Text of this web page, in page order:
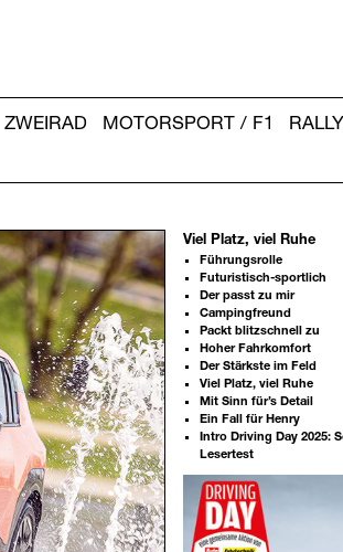
ZWEIRAD MOTORSPORT / F1
Viel Platz, viel Ruhe
Führungsrolle
Futuristisch-sportlich
Der passt zu mir
Campingfreund
Packt blitzschnell zu
Hoher Fahrkomfort
Der Stärkste im Feld
Viel Platz, viel Ruhe
Mit Sinn für’s Detail
Ein Fall für Henry
Intro Driving Day 2025:
Lesertest
Weitere
Artikel: